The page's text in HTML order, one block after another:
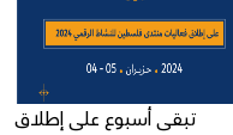
تبقى أسبوع على إطلاق